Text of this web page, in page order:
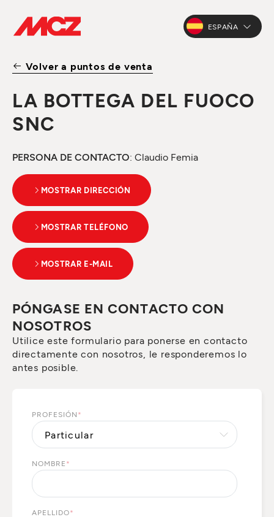
ESPAÑA
Volver a puntos de venta
LA BOTTEGA DEL FUOCO
SNC
PERSONA DE CONTACTO: Claudio Femia
MOSTRAR DIRECCIÓN
MOSTRAR TELÉFONO
MOSTRAR E-MAIL
PÓNGASE EN CONTACTO CON
NOSOTROS
Utilice este formulario para ponerse en contacto
directamente con nosotros, le responderemos lo
antes posible.
PROFESIÓN *
NOMBRE *
APELLIDO*